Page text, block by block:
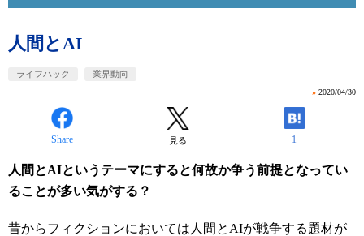
人間とAI
ライフハック 業界動向
» 2020/04/30
Share 見る 1
人間とAIというテーマにすると何故か争う前提となってい
ることが多い気がする？
昔からフィクションにおいては人間とAIが戦争する題材が